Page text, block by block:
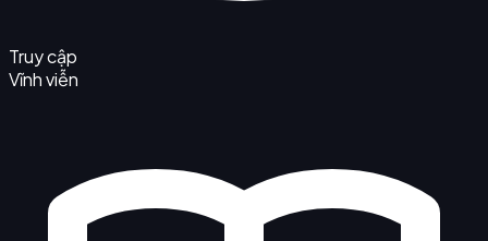
Truy cập
Vĩnh viễn